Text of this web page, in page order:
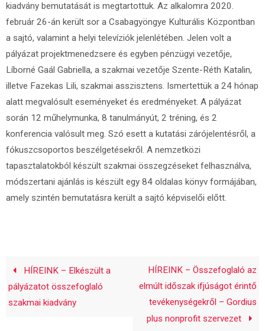
kiadvány bemutatását is megtartottuk. Az alkalomra 2020.
február 26-án került sor a Csabagyöngye Kulturális Központban
a sajtó, valamint a helyi televíziók jelenlétében. Jelen volt a
pályázat projektmenedzsere és egyben pénzügyi vezetője,
Líborné Gaál Gabriella, a szakmai vezetője Szente-Réth Katalin,
illetve Fazekas Lili, szakmai asszisztens. Ismertettük a 24 hónap
alatt megvalósult eseményeket és eredményeket. A pályázat
során 12 műhelymunka, 8 tanulmányút, 2 tréning, és 2
konferencia valósult meg. Szó esett a kutatási zárójelentésről, a
fókuszcsoportos beszélgetésekről. A nemzetközi
tapasztalatokból készült szakmai összegzéseket felhasználva,
módszertani ajánlás is készült egy 84 oldalas könyv formájában,
amely szintén bemutatásra került a sajtó képviselői előtt.
HÍREINK – Elkészült a
pályázatot összefoglaló
szakmai kiadvány
HÍREINK – Összefoglaló az
elmúlt időszak ifjúságot érintő
tevékenységekről – Gordius
plus nonprofit szervezet